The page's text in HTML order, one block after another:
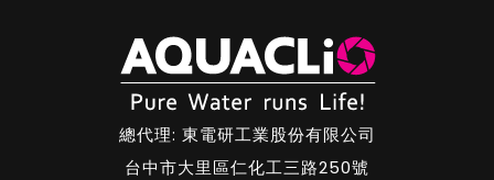
總代理: 東電研工業股份有限公司
台中市大里區仁化工三路250號